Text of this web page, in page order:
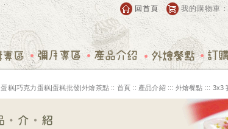
回首頁 我的購物車：
糕|巧克力蛋糕|蛋糕批發|外燴茶點 :: 首頁 :: 產品介紹 ::: 外燴餐點 ::: 3x3